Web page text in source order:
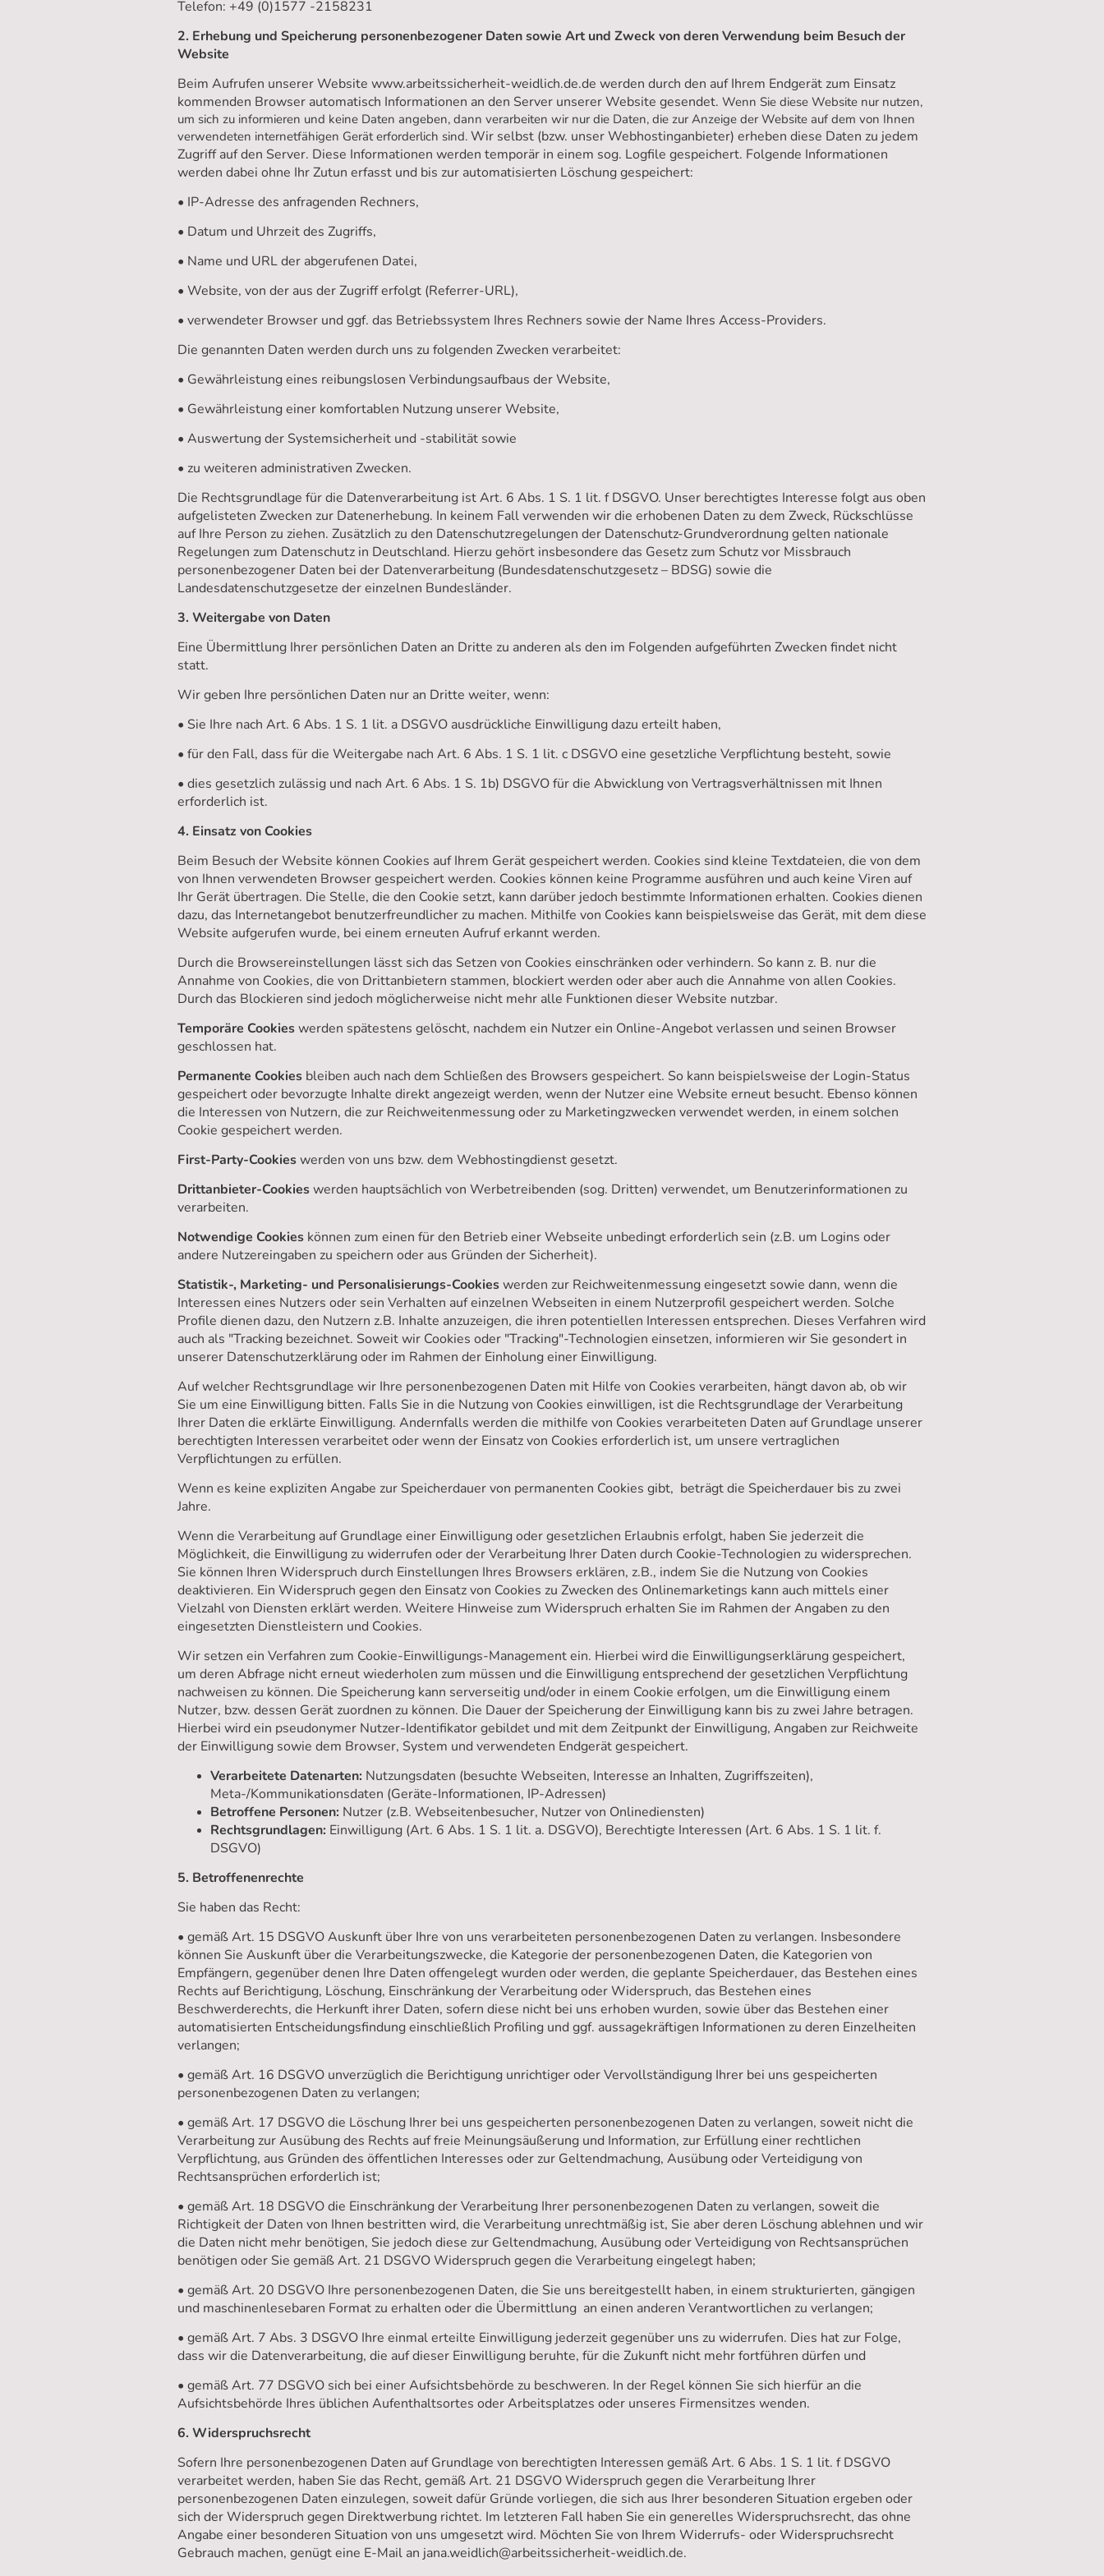
Telefon: +49 (0)1577 -2158231
2. Erhebung und Speicherung personenbezogener Daten sowie Art und Zweck von deren Verwendung beim Besuch der
Website
Beim Aufrufen unserer Website www.arbeitssicherheit-weidlich.de.de werden durch den auf Ihrem Endgerät zum Einsatz
kommenden Browser automatisch Informationen an den Server unserer Website gesendet. Wenn Sie diese Website nur nutzen,
um sich zu informieren und keine Daten angeben, dann verarbeiten wir nur die Daten, die zur Anzeige der Website auf dem von Ihnen
verwendeten internetfähigen Gerät erforderlich sind. Wir selbst (bzw. unser Webhostinganbieter) erheben diese Daten zu jedem
Zugriff auf den Server. Diese Informationen werden temporär in einem sog. Logfile gespeichert. Folgende Informationen
werden dabei ohne Ihr Zutun erfasst und bis zur automatisierten Löschung gespeichert:
• IP-Adresse des anfragenden Rechners,
• Datum und Uhrzeit des Zugriffs,
• Name und URL der abgerufenen Datei,
• Website, von der aus der Zugriff erfolgt (Referrer-URL),
• verwendeter Browser und ggf. das Betriebssystem Ihres Rechners sowie der Name Ihres Access-Providers.
Die genannten Daten werden durch uns zu folgenden Zwecken verarbeitet:
• Gewährleistung eines reibungslosen Verbindungsaufbaus der Website,
• Gewährleistung einer komfortablen Nutzung unserer Website,
• Auswertung der Systemsicherheit und -stabilität sowie
• zu weiteren administrativen Zwecken.
Die Rechtsgrundlage für die Datenverarbeitung ist Art. 6 Abs. 1 S. 1 lit. f DSGVO. Unser berechtigtes Interesse folgt aus oben
aufgelisteten Zwecken zur Datenerhebung. In keinem Fall verwenden wir die erhobenen Daten zu dem Zweck, Rückschlüsse
auf Ihre Person zu ziehen. Zusätzlich zu den Datenschutzregelungen der Datenschutz-Grundverordnung gelten nationale
Regelungen zum Datenschutz in Deutschland. Hierzu gehört insbesondere das Gesetz zum Schutz vor Missbrauch
personenbezogener Daten bei der Datenverarbeitung (Bundesdatenschutzgesetz – BDSG) sowie die
Landesdatenschutzgesetze der einzelnen Bundesländer.
3. Weitergabe von Daten
Eine Übermittlung Ihrer persönlichen Daten an Dritte zu anderen als den im Folgenden aufgeführten Zwecken findet nicht
statt.
Wir geben Ihre persönlichen Daten nur an Dritte weiter, wenn:
• Sie Ihre nach Art. 6 Abs. 1 S. 1 lit. a DSGVO ausdrückliche Einwilligung dazu erteilt haben,
• für den Fall, dass für die Weitergabe nach Art. 6 Abs. 1 S. 1 lit. c DSGVO eine gesetzliche Verpflichtung besteht, sowie
• dies gesetzlich zulässig und nach Art. 6 Abs. 1 S. 1b) DSGVO für die Abwicklung von Vertragsverhältnissen mit Ihnen
erforderlich ist.
4. Einsatz von Cookies
Beim Besuch der Website können Cookies auf Ihrem Gerät gespeichert werden. Cookies sind kleine Textdateien, die von dem
von Ihnen verwendeten Browser gespeichert werden. Cookies können keine Programme ausführen und auch keine Viren auf
Ihr Gerät übertragen. Die Stelle, die den Cookie setzt, kann darüber jedoch bestimmte Informationen erhalten. Cookies dienen
dazu, das Internetangebot benutzerfreundlicher zu machen. Mithilfe von Cookies kann beispielsweise das Gerät, mit dem diese
Website aufgerufen wurde, bei einem erneuten Aufruf erkannt werden.
Durch die Browsereinstellungen lässt sich das Setzen von Cookies einschränken oder verhindern. So kann z. B. nur die
Annahme von Cookies, die von Drittanbietern stammen, blockiert werden oder aber auch die Annahme von allen Cookies.
Durch das Blockieren sind jedoch möglicherweise nicht mehr alle Funktionen dieser Website nutzbar.
Temporäre Cookieswerden spätestens gelöscht, nachdem ein Nutzer ein Online-Angebot verlassen und seinen Browser
geschlossen hat.
Permanente Cookies bleiben auch nach dem Schließen des Browsers gespeichert. So kann beispielsweise der Login-Status
gespeichert oder bevorzugte Inhalte direkt angezeigt werden, wenn der Nutzer eine Website erneut besucht. Ebenso können
die Interessen von Nutzern, die zur Reichweitenmessung oder zu Marketingzwecken verwendet werden, in einem solchen
Cookie gespeichert werden.
First-Party-Cookieswerden von uns bzw. dem Webhostingdienst gesetzt.
Drittanbieter-Cookieswerden hauptsächlich von Werbetreibenden (sog. Dritten) verwendet, um Benutzerinformationen zu
verarbeiten.
Notwendige Cookies können zum einen für den Betrieb einer Webseite unbedingt erforderlich sein (z.B. um Logins oder
andere Nutzereingaben zu speichern oder aus Gründen der Sicherheit).
Statistik-, Marketing- und Personalisierungs-Cookieswerden zur Reichweitenmessung eingesetzt sowie dann, wenn die
Interessen eines Nutzers oder sein Verhalten auf einzelnen Webseiten in einem Nutzerprofil gespeichert werden. Solche
Profile dienen dazu, den Nutzern z.B. Inhalte anzuzeigen, die ihren potentiellen Interessen entsprechen. Dieses Verfahren wird
auch als "Tracking bezeichnet. Soweit wir Cookies oder "Tracking"-Technologien einsetzen, informieren wir Sie gesondert in
unserer Datenschutzerklärung oder im Rahmen der Einholung einer Einwilligung.
Auf welcher Rechtsgrundlage wir Ihre personenbezogenen Daten mit Hilfe von Cookies verarbeiten, hängt davon ab, ob wir
Sie um eine Einwilligung bitten. Falls Sie in die Nutzung von Cookies einwilligen, ist die Rechtsgrundlage der Verarbeitung
Ihrer Daten die erklärte Einwilligung. Andernfalls werden die mithilfe von Cookies verarbeiteten Daten auf Grundlage unserer
berechtigten Interessen verarbeitet oder wenn der Einsatz von Cookies erforderlich ist, um unsere vertraglichen
Verpflichtungen zu erfüllen.
Wenn es keine expliziten Angabe zur Speicherdauer von permanenten Cookies gibt, beträgt die Speicherdauer bis zu zwei
Jahre.
Wenn die Verarbeitung auf Grundlage einer Einwilligung oder gesetzlichen Erlaubnis erfolgt, haben Sie jederzeit die
Möglichkeit, die Einwilligung zu widerrufen oder der Verarbeitung Ihrer Daten durch Cookie-Technologien zu widersprechen.
Sie können Ihren Widerspruch durch Einstellungen Ihres Browsers erklären, z.B., indem Sie die Nutzung von Cookies
deaktivieren. Ein Widerspruch gegen den Einsatz von Cookies zu Zwecken des Onlinemarketings kann auch mittels einer
Vielzahl von Diensten erklärt werden. Weitere Hinweise zum Widerspruch erhalten Sie im Rahmen der Angaben zu den
eingesetzten Dienstleistern und Cookies.
Wir setzen ein Verfahren zum Cookie-Einwilligungs-Management ein. Hierbei wird die Einwilligungserklärung gespeichert,
um deren Abfrage nicht erneut wiederholen zum müssen und die Einwilligung entsprechend der gesetzlichen Verpflichtung
nachweisen zu können. Die Speicherung kann serverseitig und/oder in einem Cookie erfolgen, um die Einwilligung einem
Nutzer, bzw. dessen Gerät zuordnen zu können. Die Dauer der Speicherung der Einwilligung kann bis zu zwei Jahre betragen.
Hierbei wird ein pseudonymer Nutzer-Identifikator gebildet und mit dem Zeitpunkt der Einwilligung, Angaben zur Reichweite
der Einwilligung sowie dem Browser, System und verwendeten Endgerät gespeichert.
Verarbeitete Datenarten: Nutzungsdaten (besuchte Webseiten, Interesse an Inhalten, Zugriffszeiten),
Meta-/Kommunikationsdaten (Geräte-Informationen, IP-Adressen)
Betroffene Personen: Nutzer (z.B. Webseitenbesucher, Nutzer von Onlinediensten)
Rechtsgrundlagen: Einwilligung (Art. 6 Abs. 1 S. 1 lit. a. DSGVO), Berechtigte Interessen (Art. 6 Abs. 1 S. 1 lit. f.
DSGVO)
5. Betroffenenrechte
Sie haben das Recht:
• gemäß Art. 15 DSGVO Auskunft über Ihre von uns verarbeiteten personenbezogenen Daten zu verlangen. Insbesondere
können Sie Auskunft über die Verarbeitungszwecke, die Kategorie der personenbezogenen Daten, die Kategorien von
Empfängern, gegenüber denen Ihre Daten offengelegt wurden oder werden, die geplante Speicherdauer, das Bestehen eines
Rechts auf Berichtigung, Löschung, Einschränkung der Verarbeitung oder Widerspruch, das Bestehen eines
Beschwerderechts, die Herkunft ihrer Daten, sofern diese nicht bei uns erhoben wurden, sowie über das Bestehen einer
automatisierten Entscheidungsfindung einschließlich Profiling und ggf. aussagekräftigen Informationen zu deren Einzelheiten
verlangen;
• gemäß Art. 16 DSGVO unverzüglich die Berichtigung unrichtiger oder Vervollständigung Ihrer bei uns gespeicherten
personenbezogenen Daten zu verlangen;
• gemäß Art. 17 DSGVO die Löschung Ihrer bei uns gespeicherten personenbezogenen Daten zu verlangen, soweit nicht die
Verarbeitung zur Ausübung des Rechts auf freie Meinungsäußerung und Information, zur Erfüllung einer rechtlichen
Verpflichtung, aus Gründen des öffentlichen Interesses oder zur Geltendmachung, Ausübung oder Verteidigung von
Rechtsansprüchen erforderlich ist;
• gemäß Art. 18 DSGVO die Einschränkung der Verarbeitung Ihrer personenbezogenen Daten zu verlangen, soweit die
Richtigkeit der Daten von Ihnen bestritten wird, die Verarbeitung unrechtmäßig ist, Sie aber deren Löschung ablehnen und wir
die Daten nicht mehr benötigen, Sie jedoch diese zur Geltendmachung, Ausübung oder Verteidigung von Rechtsansprüchen
benötigen oder Sie gemäß Art. 21 DSGVO Widerspruch gegen die Verarbeitung eingelegt haben;
• gemäß Art. 20 DSGVO Ihre personenbezogenen Daten, die Sie uns bereitgestellt haben, in einem strukturierten, gängigen
und maschinenlesebaren Format zu erhalten oder die Übermittlung an einen anderen Verantwortlichen zu verlangen;
• gemäß Art. 7 Abs. 3 DSGVO Ihre einmal erteilte Einwilligung jederzeit gegenüber uns zu widerrufen. Dies hat zur Folge,
dass wir die Datenverarbeitung, die auf dieser Einwilligung beruhte, für die Zukunft nicht mehr fortführen dürfen und
• gemäß Art. 77 DSGVO sich bei einer Aufsichtsbehörde zu beschweren. In der Regel können Sie sich hierfür an die
Aufsichtsbehörde Ihres üblichen Aufenthaltsortes oder Arbeitsplatzes oder unseres Firmensitzes wenden.
6. Widerspruchsrecht
Sofern Ihre personenbezogenen Daten auf Grundlage von berechtigten Interessen gemäß Art. 6 Abs. 1 S. 1 lit. f DSGVO
verarbeitet werden, haben Sie das Recht, gemäß Art. 21 DSGVO Widerspruch gegen die Verarbeitung Ihrer
personenbezogenen Daten einzulegen, soweit dafür Gründe vorliegen, die sich aus Ihrer besonderen Situation ergeben oder
sich der Widerspruch gegen Direktwerbung richtet. Im letzteren Fall haben Sie ein generelles Widerspruchsrecht, das ohne
Angabe einer besonderen Situation von uns umgesetzt wird. Möchten Sie von Ihrem Widerrufs- oder Widerspruchsrecht
Gebrauch machen, genügt eine E-Mail an jana.weidlich@arbeitssicherheit-weidlich.de.